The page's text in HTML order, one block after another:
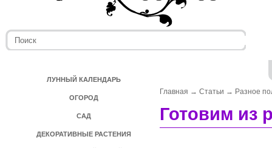
ЛУННЫЙ КАЛЕНДАРЬ
ОГОРОД
САД
ДЕКОРАТИВНЫЕ РАСТЕНИЯ
Главная → Статьи → Разное
Готовим из